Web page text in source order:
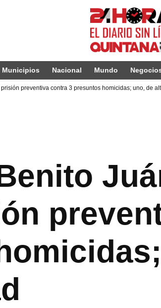
Municipios Nacional Mundo
preventiva contra 3 presuntos homicidas; uno, de